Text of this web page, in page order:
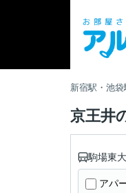
新宿駅・池
京王井
駒場東
アパ